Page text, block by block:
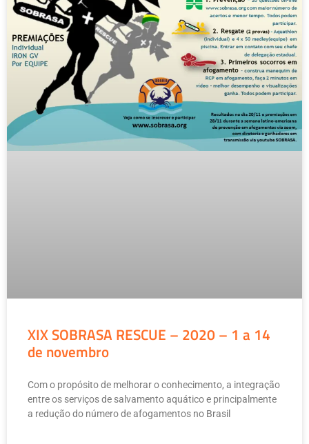
XIX SOBRASA RESCUE – 2020 – 1 a 14
de novembro
Com o propósito de melhorar o conhecimento, a integração
entre os serviços de salvamento aquático e principalmente
a redução do número de afogamentos no Brasil